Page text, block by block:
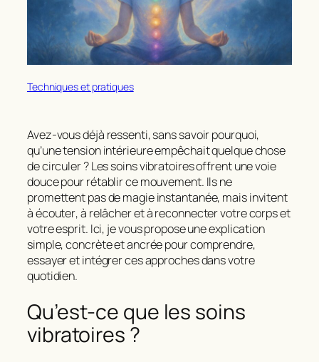
Techniques et pratiques
Avez-vous déjà ressenti, sans savoir pourquoi,
qu’une tension intérieure empêchait quelque chose
de circuler ? Lessoins vibratoiresoffrent une voie
douce pour rétablir ce mouvement. Ils ne
promettent pas de magie instantanée, mais invitent
àécouter, à relâcher et à reconnecter votre corps et
votre esprit. Ici, je vous propose une explication
simple, concrète et ancrée pour comprendre,
essayer et intégrer ces approches dans votre
quotidien.
Qu’est-ce que les soins
vibratoires ?